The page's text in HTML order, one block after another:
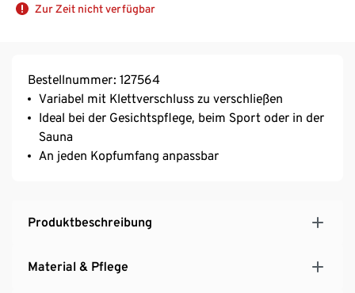
Zur Zeit nicht verfügbar
Bestellnummer: 127564
Variabel mit Klettverschluss zu verschließen
Ideal bei der Gesichtspflege, beim Sport oder in der
Sauna
An jeden Kopfumfang anpassbar
Produktbeschreibung
Material & Pflege